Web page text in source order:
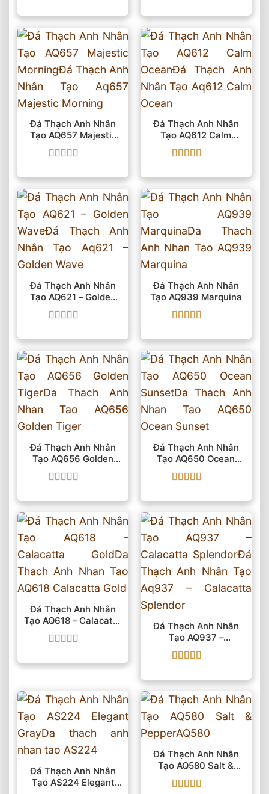
hạng55 sao
hạng55 sao
Đá Thạch Anh Nhân
Tạo AQ657 Majestic
Morning
hạng55 sao
Đá Thạch Anh Nhân
Tạo AQ612 Calm
Ocean
hạng55 sao
Đá Thạch Anh Nhân
Tạo AQ621 – Golden
Wave
hạng55 sao
Đá Thạch Anh Nhân
Tạo AQ939 Marquina
hạng55 sao
Đá Thạch Anh Nhân
Tạo AQ656 Golden
Tiger
hạng55 sao
Đá Thạch Anh Nhân
Tạo AQ650 Ocean
Sunset
hạng55 sao
Đá Thạch Anh Nhân
Tạo AQ618 – Calacatta
Gold
hạng55 sao
Đá Thạch Anh Nhân
Tạo AQ937 –
Calacatta Splendor
hạng55 sao
Đá Thạch Anh Nhân
Tạo AS224 Elegant
Đá Thạch Anh Nhân
Tạo AQ580 Salt &
Pepper